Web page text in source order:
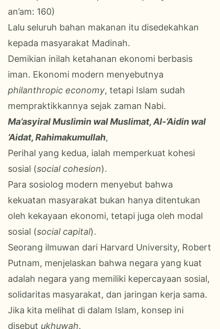
an’am: 160)
Lalu seluruh bahan makanan itu disedekahkan
kepada masyarakat Madinah.
Demikian inilah ketahanan ekonomi berbasis
iman. Ekonomi modern menyebutnya
philanthropic economy, tetapi Islam sudah
mempraktikkannya sejak zaman Nabi.
Ma’asyiral Muslimin wal Muslimat, Al-‘Aidin wal
‘Aidat, Rahimakumullah,
Perihal yang kedua, ialah memperkuat kohesi
sosial (social cohesion).
Para sosiolog modern menyebut bahwa
kekuatan masyarakat bukan hanya ditentukan
oleh kekayaan ekonomi, tetapi juga oleh modal
sosial (social capital).
Seorang ilmuwan dari Harvard University, Robert
Putnam, menjelaskan bahwa negara yang kuat
adalah negara yang memiliki kepercayaan sosial,
solidaritas masyarakat, dan jaringan kerja sama.
Jika kita melihat di dalam Islam, konsep ini
disebut ukhuwah.